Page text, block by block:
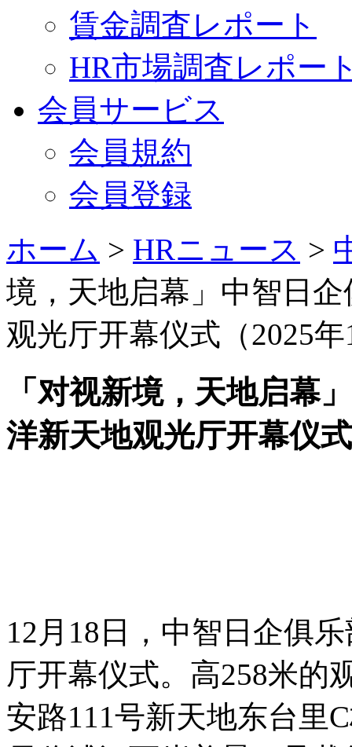
賃金調査レポート
HR市場調査レポー
会員サービス
会員規約
会員登録
ホーム > HRニュース >
境，天地启幕」中智日
观光厅开幕仪式（2025
「对视新境，天地启幕
洋新天地观光厅开幕仪
12月18日，中智日企俱
厅开幕仪式。高258米的
安路111号新天地东台里